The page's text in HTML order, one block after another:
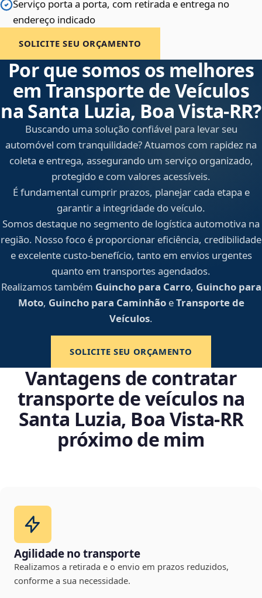
Serviço porta a porta, com retirada e entrega no
endereço indicado
SOLICITE SEU ORÇAMENTO
Por que somos os melhores
em Transporte de Veículos
na Santa Luzia, Boa Vista‑RR?
Buscando uma solução confiável para levar seu
automóvel com tranquilidade? Atuamos com rapidez na
coleta e entrega, assegurando um serviço organizado,
protegido e com valores acessíveis.
É fundamental cumprir prazos, planejar cada etapa e
garantir a integridade do veículo.
Somos destaque no segmento de logística automotiva na
região. Nosso foco é proporcionar eficiência, credibilidade
e excelente custo-benefício, tanto em envios urgentes
quanto em transportes agendados.
Realizamos também Guincho para Carro, Guincho para
Moto, Guincho para CaminhãoeTransporte de
Veículos.
SOLICITE SEU ORÇAMENTO
Vantagens de contratar
transporte de veículos na
Santa Luzia, Boa Vista‑RR
próximo de mim
Agilidade no transporte
Realizamos a retirada e o envio em prazos reduzidos,
conforme a sua necessidade.